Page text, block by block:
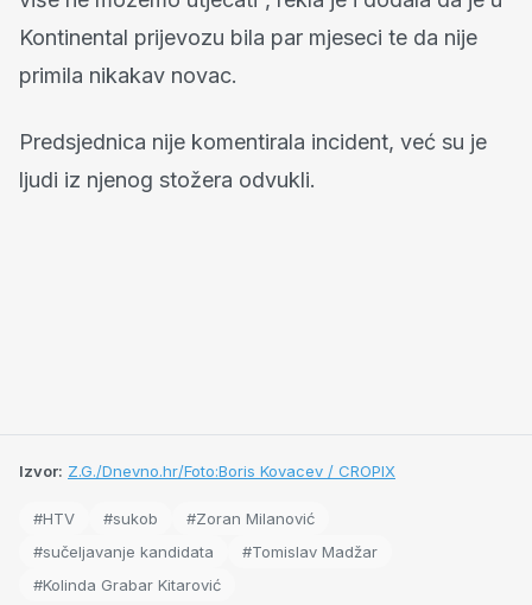
Kontinental prijevozu bila par mjeseci te da nije
primila nikakav novac.
Predsjednica nije komentirala incident, već su je
ljudi iz njenog stožera odvukli.
Izvor: Z.G./Dnevno.hr/Foto:Boris Kovacev / CROPIX
#HTV #sukob
#Zoran Milanović
#sučeljavanje kandidata
#Tomislav Madžar
#Kolinda Grabar Kitarović